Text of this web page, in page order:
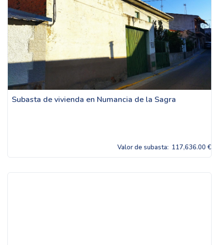
Subasta de vivienda en Numancia de la Sagra
Valor de subasta: 117,636.00 €